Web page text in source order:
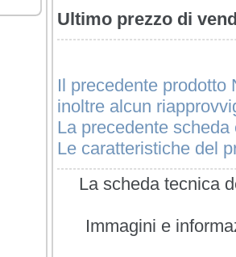
Ultimo prezzo di
Il precedente prodotto
inoltre alcun
La precedente
Le caratteristiche del
La scheda tecnica
Immagini e